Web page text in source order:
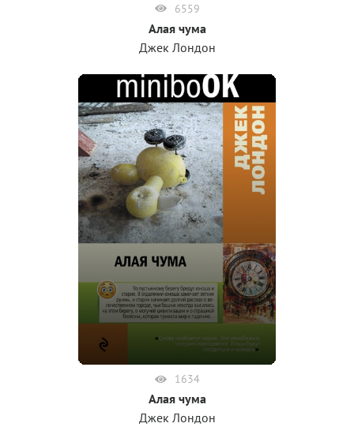
6559
Алая чума
Джек Лондон
1634
Алая чума
Джек Лондон